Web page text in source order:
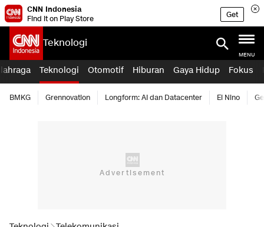
CNN Indonesia
Find it on Play Store
Get
Teknologi
MENU
Teknologi Otomotif Hiburan Gaya Hidup Fokus
BMKG Grennovation Longform: AI dan Datacenter El Nino